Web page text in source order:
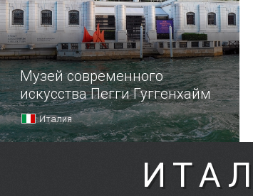
Музей современного
искусства Пегги Гуггенхайм
Италия